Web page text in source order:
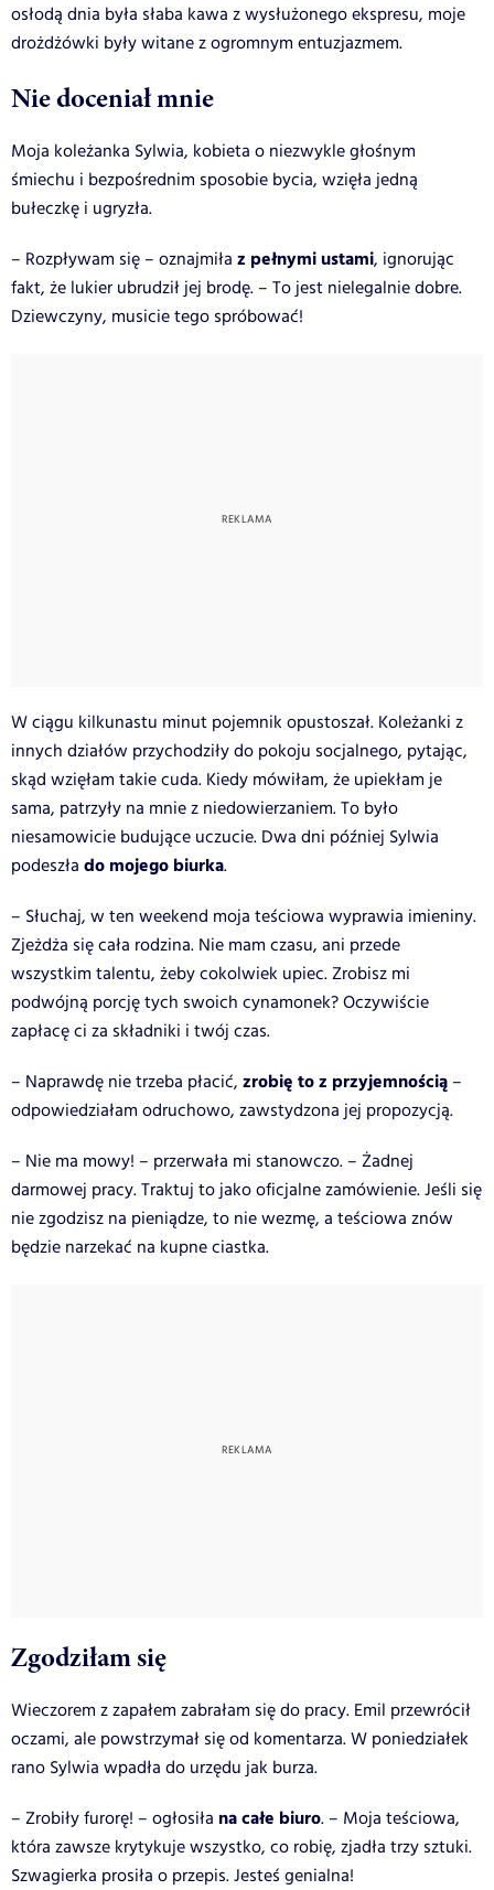
osłodą dnia była słaba kawa z wysłużonego ekspresu, moje
drożdżówki były witane z ogromnym entuzjazmem.
Nie doceniał mnie
Moja koleżanka Sylwia, kobieta o niezwykle głośnym
śmiechu i bezpośrednim sposobie bycia, wzięła jedną
bułeczkę i ugryzła.
– Rozpływam się – oznajmiła z pełnymi ustami, ignorując
fakt, że lukier ubrudził jej brodę. – To jest nielegalnie dobre.
Dziewczyny, musicie tego spróbować!
W ciągu kilkunastu minut pojemnik opustoszał. Koleżanki z
innych działów przychodziły do pokoju socjalnego, pytając,
skąd wzięłam takie cuda. Kiedy mówiłam, że upiekłam je
sama, patrzyły na mnie z niedowierzaniem. To było
niesamowicie budujące uczucie. Dwa dni później Sylwia
podeszła do mojego biurka.
– Słuchaj, w ten weekend moja teściowa wyprawia imieniny.
Zjeżdża się cała rodzina. Nie mam czasu, ani przede
wszystkim talentu, żeby cokolwiek upiec. Zrobisz mi
podwójną porcję tych swoich cynamonek? Oczywiście
zapłacę ci za składniki i twój czas.
– Naprawdę nie trzeba płacić, zrobię to z przyjemnością –
odpowiedziałam odruchowo, zawstydzona jej propozycją.
– Nie ma mowy! – przerwała mi stanowczo. – Żadnej
darmowej pracy. Traktuj to jako oficjalne zamówienie. Jeśli się
nie zgodzisz na pieniądze, to nie wezmę, a teściowa znów
będzie narzekać na kupne ciastka.
Zgodziłam się
Wieczorem z zapałem zabrałam się do pracy. Emil przewrócił
oczami, ale powstrzymał się od komentarza. W poniedziałek
rano Sylwia wpadła do urzędu jak burza.
– Zrobiły furorę! – ogłosiła na całe biuro. – Moja teściowa,
która zawsze krytykuje wszystko, co robię, zjadła trzy sztuki.
Szwagierka prosiła o przepis. Jesteś genialna!